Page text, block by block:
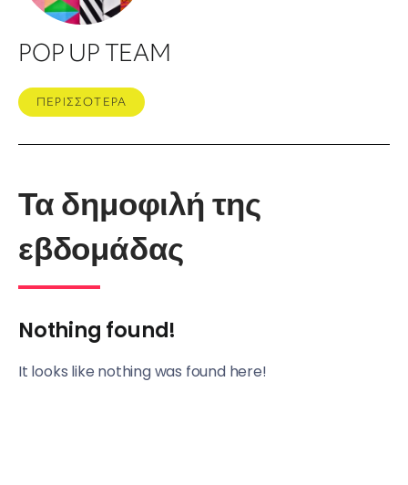
POP UP TEAM
ΠΕΡΙΣΣΟΤΕΡΑ
Τα δημοφιλή της
εβδομάδας
Nothing found!
It looks like nothing was found here!